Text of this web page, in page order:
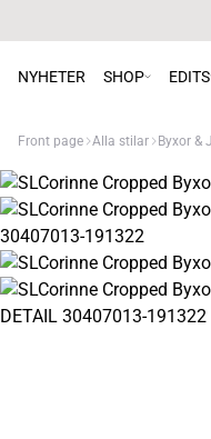
NYHETER SHOP EDITS
Front page Alla stilar Byxor &